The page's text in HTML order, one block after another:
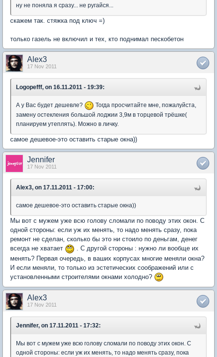
ну не поняла я сразу... не ругайся...
скажем так. стяжка под ключ =)
только газель не включил и тех, кто поднимал пескобетон
Alex3
17 Nov 2011
Logopefff, on 16.11.2011 - 19:39:
А у Вас будет дешевле?
Тогда просчитайте мне, пожалуйста,
замену остекления большой лоджии 3,9м в торцевой трёшке(
планируем утеплять). Можно в личку.
самое дешевое-это оставить старые окна))
Jennifer
17 Nov 2011
Alex3, on 17.11.2011 - 17:00:
самое дешевое-это оставить старые окна))
Мы вот с мужем уже всю голову сломали по поводу этих окон. С
одной стороны: если уж их менять, то надо менять сразу, пока
ремонт не сделан, сколько бы это ни стоило по деньгам, денег
всегда не хватает
. С другой стороны : нужно ли вообще их
менять? Первая очередь, в ваших корпусах многие меняли окна?
И если меняли, то только из эстетических соображений или с
установленными строителями окнами холодно?
Alex3
17 Nov 2011
Jennifer, on 17.11.2011 - 17:32:
Мы вот с мужем уже всю голову сломали по поводу этих окон. С
одной стороны: если уж их менять, то надо менять сразу, пока